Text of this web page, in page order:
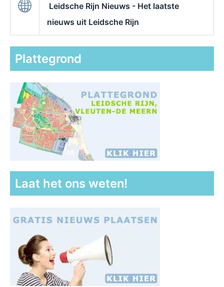
Leidsche Rijn Nieuws - Het laatste
nieuws uit Leidsche Rijn
Plattegrond
Laat het ons weten!